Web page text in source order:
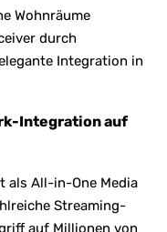
Wohnräume
durch
Integration in
Integration auf
als All-in-One Media
Streaming-
auf Millionen von